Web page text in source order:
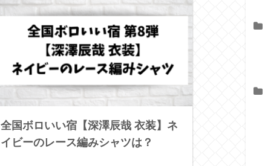
全国ボロいい宿【深澤辰哉 衣装】ネ
イビーのレース編みシャツは？